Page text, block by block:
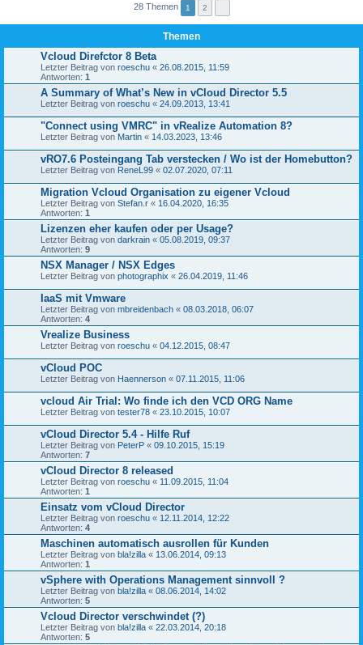
28 Themen 1 2
Themen
Vcloud Direfctor 8 Beta
Letzter Beitrag von roeschu « 26.08.2015, 11:59
Antworten: 1
A Summary of What’s New in vCloud Director 5.5
Letzter Beitrag von roeschu « 24.09.2013, 13:41
"Connect using VMRC" in vRealize Automation 8?
Letzter Beitrag von Martin « 14.03.2023, 13:46
vRO7.6 Posteingang Tab verstecken / Wo ist der Homebutton?
Letzter Beitrag von ReneL99 « 02.07.2020, 07:11
Migration Vcloud Organisation zu eigener Vcloud
Letzter Beitrag von Stefan.r « 16.04.2020, 16:35
Antworten: 1
Lizenzen eher kaufen oder per Usage?
Letzter Beitrag von darkrain « 05.08.2019, 09:37
Antworten: 9
NSX Manager / NSX Edges
Letzter Beitrag von photographix « 26.04.2019, 11:46
IaaS mit Vmware
Letzter Beitrag von mbreidenbach « 08.03.2018, 06:07
Antworten: 4
Vrealize Business
Letzter Beitrag von roeschu « 04.12.2015, 08:47
vCloud POC
Letzter Beitrag von Haennerson « 07.11.2015, 11:06
vcloud Air Trial: Wo finde ich den VCD ORG Name
Letzter Beitrag von tester78 « 23.10.2015, 10:07
vCloud Director 5.4 - Hilfe Ruf
Letzter Beitrag von PeterP « 09.10.2015, 15:19
Antworten: 7
vCloud Director 8 released
Letzter Beitrag von roeschu « 11.09.2015, 11:04
Antworten: 1
Einsatz vom vCloud Director
Letzter Beitrag von roeschu « 12.11.2014, 12:22
Antworten: 4
Maschinen automatisch ausrollen für Kunden
Letzter Beitrag von bla!zilla « 13.06.2014, 09:13
Antworten: 1
vSphere with Operations Management sinnvoll ?
Letzter Beitrag von bla!zilla « 08.06.2014, 14:02
Antworten: 5
Vcloud Director verschwindet (?)
Letzter Beitrag von bla!zilla « 22.03.2014, 20:18
Antworten: 5